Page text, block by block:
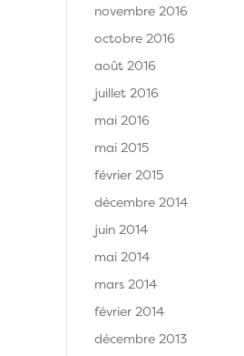
novembre 2016
octobre 2016
août 2016
juillet 2016
mai 2016
mai 2015
février 2015
décembre 2014
juin 2014
mai 2014
mars 2014
février 2014
décembre 2013